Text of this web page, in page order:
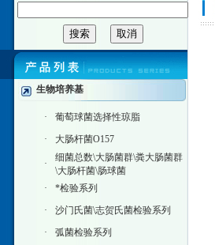
生物培养基
·
葡萄球菌选择性琼脂
·
大肠杆菌O157
·
细菌总数\大肠菌群\粪大肠菌群
\大肠杆菌\肠球菌
·
*检验系列
·
沙门氏菌\志贺氏菌检验系列
·
弧菌检验系列